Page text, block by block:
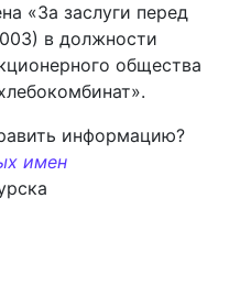
«За заслуги перед
в должности
общества
информацию?
имен